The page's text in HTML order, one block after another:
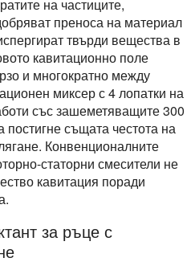
на частиците,
преноса на материал
твърди вещества в
кавитационно поле
и многократно между
миксер с 4 лопатки на
със зашеметяващите 300
същата честота на
Конвенционалните
статорни смесители не
кавитация поради
за ръце с